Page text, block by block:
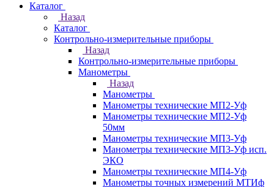
Каталог
Назад
Каталог
Контрольно-измерительные приборы
Назад
Контрольно-измерительные приборы
Манометры
Назад
Манометры
Манометры технические МП2-Уф
Манометры технические МП2-Уф
50мм
Манометры технические МП3-Уф
Манометры технические МП3-Уф исп.
ЭКО
Манометры технические МП4-Уф
Манометры точных измерений МТИф